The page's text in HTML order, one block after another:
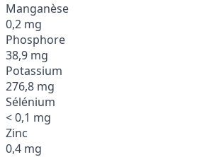
Manganèse
0,2 mg
Phosphore
38,9 mg
Potassium
276,8 mg
Sélénium
< 0,1 mg
Zinc
0,4 mg